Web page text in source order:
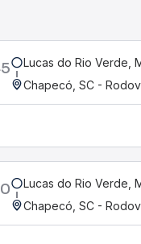
Lucas do Rio Verde,
Chapecó, SC -
Lucas do Rio Verde,
Chapecó, SC -